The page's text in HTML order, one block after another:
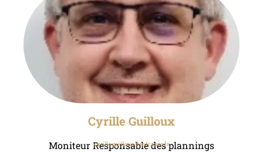
Cyrille Guilloux
Moniteur Responsable des plannings
cyrille.guilloux@mfr.asso.fr